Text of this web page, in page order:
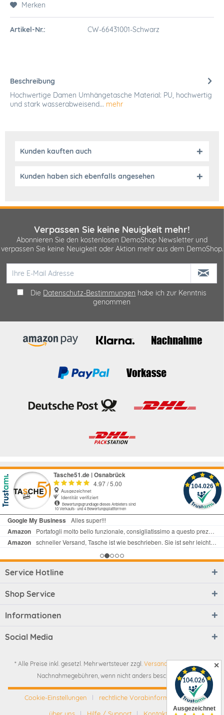
Merken
Artikel-Nr.: CW-66431001-Schwarz
Beschreibung
Hochwertige Damen Umhängetasche Material: PU, hochwertig
und stark wasserabweisend... mehr
Kunden kauften auch
Kunden haben sich ebenfalls angesehen
✕
Verpassen Sie keine Neuigkeit mehr!
Abonnieren Sie den kostenlosen DemoShop Newsletter und
verpassen Sie keine Neuigkeit oder Aktion mehr aus dem DemoShop.
Die Datenschutz-Bestimmungen habe ich zur Kenntnis
genommen
Service Hotline
Shop Service
Informationen
Social Media
* Alle Preise inkl. gesetzl. Mehrwertsteuer zzgl. Versandkosten
Nachnahmegebühren, wenn nicht anders beschrieben
Cookie-Einstellungen
rechtliche Vorabinformationen